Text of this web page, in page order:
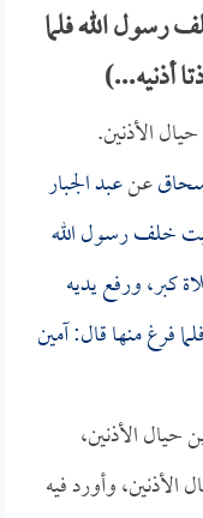
الله فلما
أذنيه...)
الأذنين.
عنعبد الجبار
خلف رسول الله
كبر، ورفع يديه
فرغ منها قال: آمين
حيال الأذنين،
الأذنين، وأورد فيه